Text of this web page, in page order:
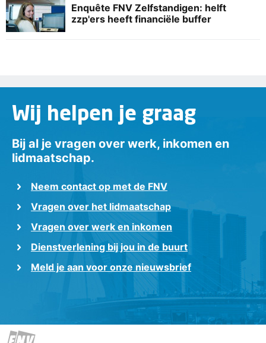
Enquête FNV Zelfstandigen: helft
zzp'ers heeft financiële buffer
Wij helpen je graag
Bij al je vragen over werk, inkomen en
lidmaatschap.
Neem contact op met de FNV
Vragen over het lidmaatschap
Vragen over werk en inkomen
Dienstverlening bij jou in de buurt
Meld je aan voor onze nieuwsbrief